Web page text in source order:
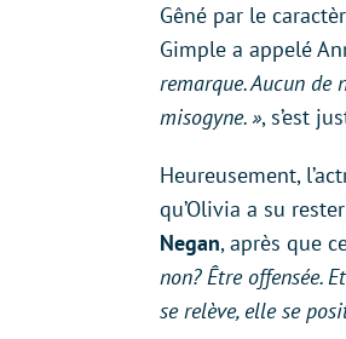
Gêné par le
Gimple a appelé
remarque. Aucun
misogyne. », s’est
Heureusement,
qu’Olivia a su
Negan, après que
non? Être offensée.
se relève, elle se